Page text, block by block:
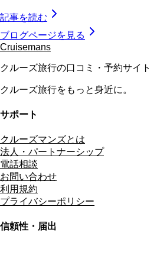
記事を読む
ブログページを見る
Cruisemans
クルーズ旅行の口コミ・予約サイト
クルーズ旅行をもっと身近に。
サポート
クルーズマンズとは
法人・パートナーシップ
電話相談
お問い合わせ
利用規約
プライバシーポリシー
信頼性・届出